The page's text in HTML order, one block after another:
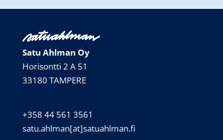
Satu Ahlman Oy
Horisontti 2 A 51
33180 TAMPERE
+358 44 561 3561
satu.ahlman[at]satuahlman.fi